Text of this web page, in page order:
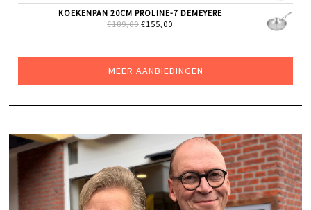
WAS:
€24,99.
IS:
€19,99.
KOEKENPAN 20CM PROLINE-7 DEMEYERE
€189,00 OORSPRONKELIJKE
€155,00
MEER AANBIEDINGEN